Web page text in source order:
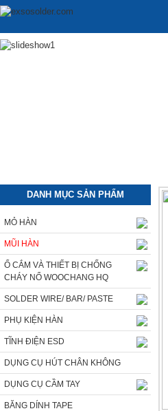
DANH MỤC SẢN PHẨM
MỎ HÀN
MŨI HÀN
Ổ CẮM VÀ THIẾT BỊ CHỐNG
CHÁY NỔ WOOCHANG HQ
SOLDER WIRE/ BAR/ PASTE
PHỤ KIỆN HÀN
TĨNH ĐIỆN ESD
DỤNG CỤ HÚT CHÂN KHÔNG
DỤNG CỤ CẦM TAY
BĂNG DÍNH TAPE